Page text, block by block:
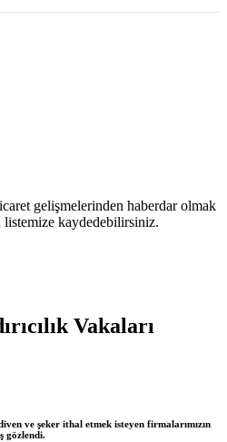
gelişmelerinden haberdar olmak
kaydedebilirsiniz.
Vakaları
ve şeker ithal etmek isteyen firmalarımızın
gözlendi.